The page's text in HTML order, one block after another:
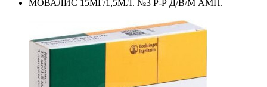
МОВАЛИС 15МГ/1,5МЛ. №3 Р-Р Д/В/М АМП.